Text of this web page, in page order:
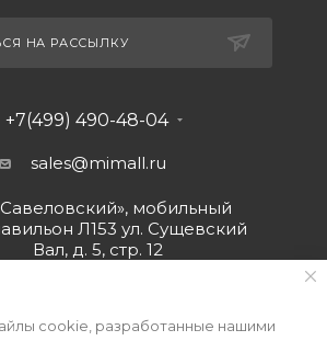
НА РАССЫЛКУ
+7(499) 490-48-04
sales@mimall.ru
мобильный
Л153 ул. Сущевский
Вал, д. 5, стр. 12
cookie, разработанные нашими